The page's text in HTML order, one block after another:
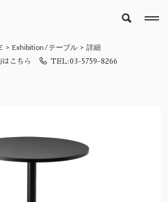
Exhibition /テーブル 詳細
はこちら TEL:03-5759-8266